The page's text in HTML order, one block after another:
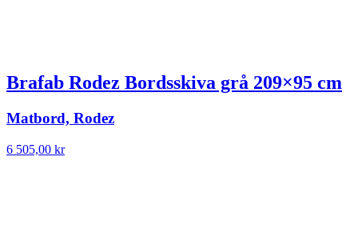
Brafab Rodez Bordsskiva grå 209×95 cm
Matbord, Rodez
6 505,00 kr